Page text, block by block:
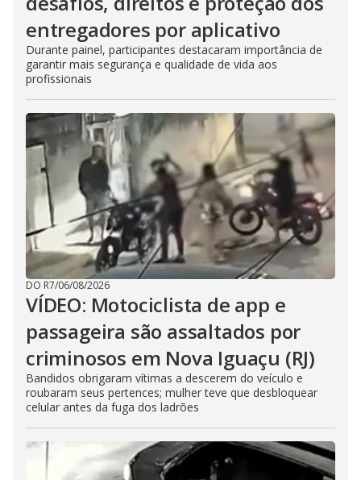
entregadores por aplicativo
Durante painel, participantes destacaram importância de
garantir mais segurança e qualidade de vida aos
profissionais
DO R7/06/08/2026
VÍDEO: Motociclista de app e
passageira são assaltados por
criminosos em Nova Iguaçu (RJ)
Bandidos obrigaram vítimas a descerem do veículo e
roubaram seus pertences; mulher teve que desbloquear
celular antes da fuga dos ladrões